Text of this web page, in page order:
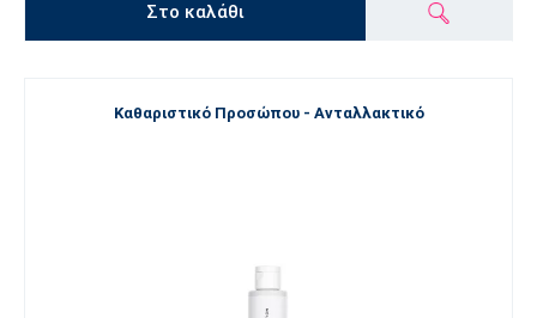
Στο καλάθι
Καθαριστικό Προσώπου - Ανταλλακτικό